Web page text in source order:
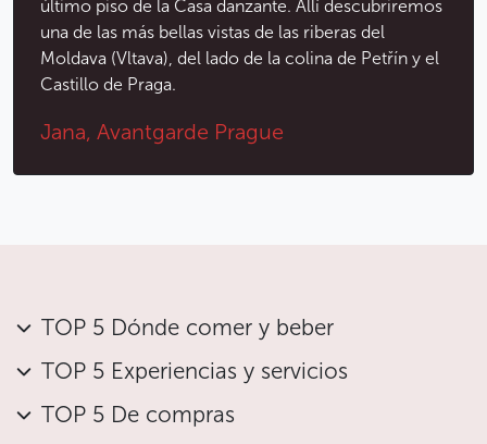
último piso de la Casa danzante. Allí descubriremos
una de las más bellas vistas de las riberas del
Moldava (Vltava), del lado de la colina de Petřín y el
Castillo de Praga.
Jana, Avantgarde Prague
TOP 5 Dónde comer y beber
TOP 5 Experiencias y servicios
TOP 5 De compras